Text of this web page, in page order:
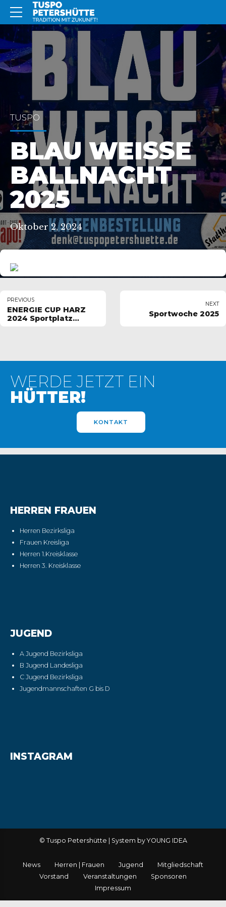
TUSPO
BLAU WEISSE B
ALLNACHT 2
025
Oktober 2, 2024
PREVIOUS
ENERGIE CUP HARZ
2024 Sportplatz
NEXT
Sportwoche 2025
WERDE JETZT EIN
HÜTTER!
KONTAKT
HERREN FRAUEN
Herren Bezirksliga
Frauen Kreisliga
Herren 1.Kreisklasse
Herren 3. Kreisklasse
JUGEND
A Jugend Bezirksliga
B Jugend Landesliga
C Jugend Bezirksliga
Jugendmannschaften G bis D
INSTAGRAM
© Tuspo Petershütte | System by YOUNG IDEA
News Herren | Frauen Jugend
Mitgliedschaft
Vorstand
Veranstaltungen
Sponsoren
Impressum